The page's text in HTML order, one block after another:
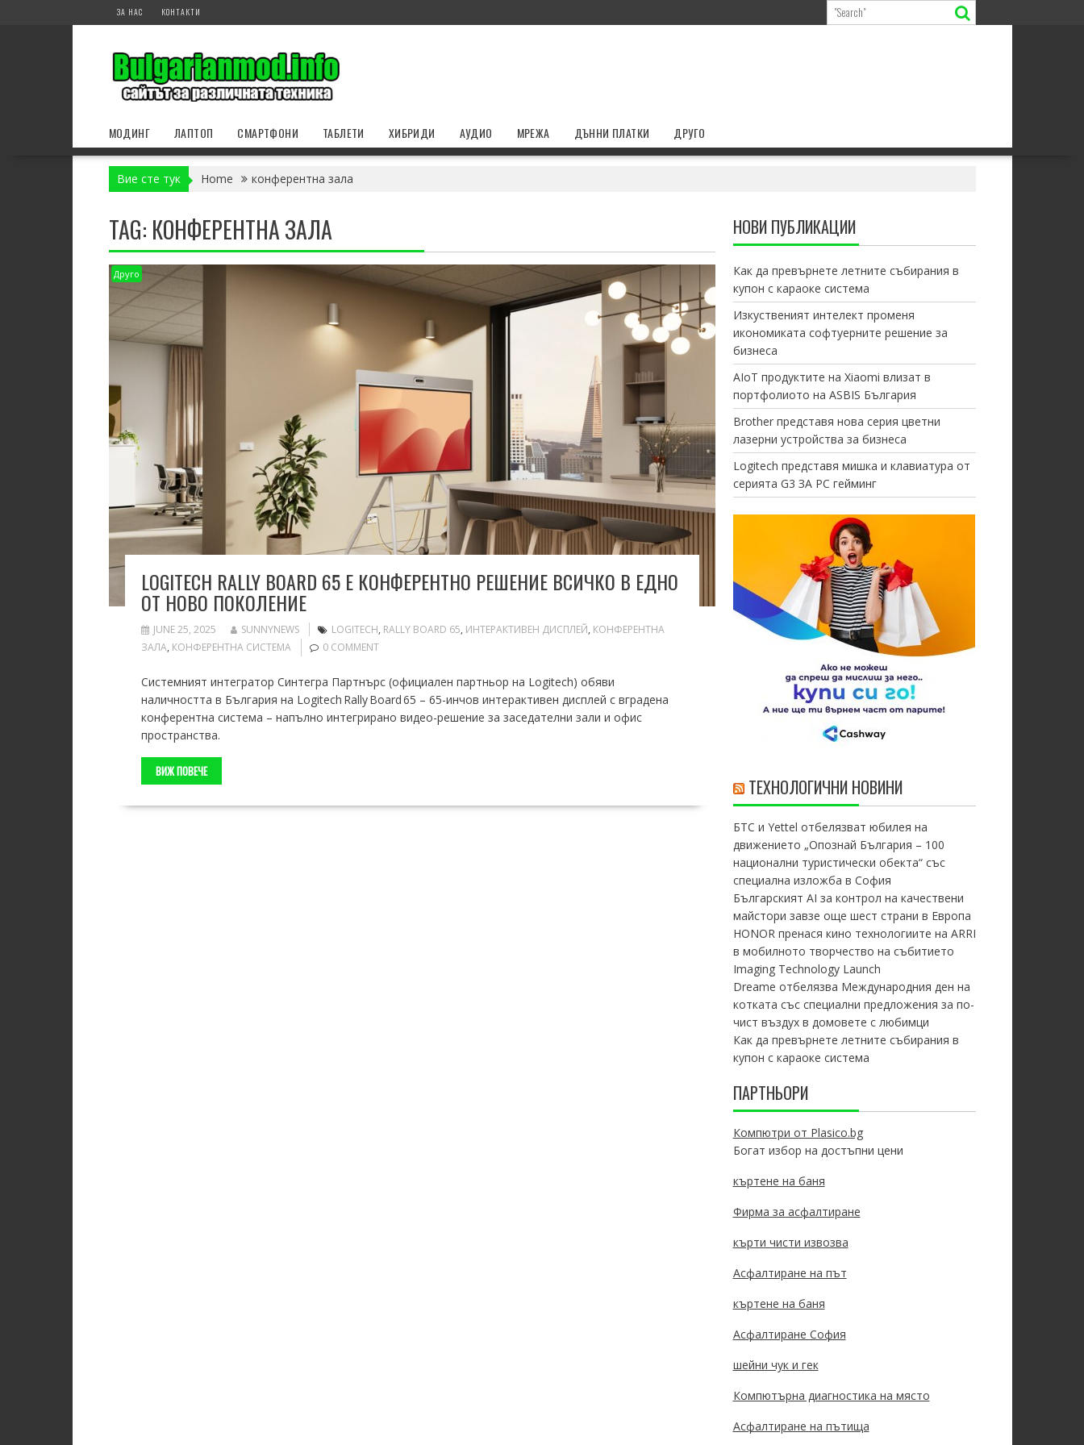
ЗА НАС КОНТАКТИ
МОДИНГ ЛАПТОП СМАРТФОНИ ТАБЛЕТИ ХИБРИДИ АУДИО МРЕЖА ДЪННИ ПЛАТКИ ДРУГО
Вие сте тук Home конферентна зала
TAG: КОНФЕРЕНТНА ЗАЛА
Друго
LOGITECH RALLY BOARD 65 Е КОНФЕРЕНТНО РЕШЕНИЕ ВСИЧКО В ЕДНО
ОТ НОВО ПОКОЛЕНИЕ
JUNE 25, 2025 SUNNYNEWS LOGITECH, RALLY BOARD 65, ИНТЕРАКТИВЕН ДИСПЛЕЙ, КОНФЕРЕНТНА
ЗАЛА, КОНФЕРЕНТНА СИСТЕМА 0 COMMENT
Системният интегратор Синтегра Партнърс (официален партньор на Logitech) обяви
наличността в България на Logitech Rally Board 65 – 65-инчов интерактивен дисплей с вградена
конферентна система – напълно интегрирано видео-решение за заседателни зали и офис
пространства.
ВИЖ ПОВЕЧЕ
НОВИ ПУБЛИКАЦИИ
Как да превърнете летните събирания в
купон с караоке система
Изкуственият интелект променя
икономиката софтуерните решение за
бизнеса
AIoT продуктите на Xiaomi влизат в
портфолиото на ASBIS България
Brother представя нова серия цветни
лазерни устройства за бизнеса
Logitech представя мишка и клавиатура от
серията G3 ЗА PC гейминг
ТЕХНОЛОГИЧНИ НОВИНИ
БТС и Yettel отбелязват юбилея на
движението „Опознай България – 100
национални туристически обекта“ със
специална изложба в София
Българският AI за контрол на качествени
майстори завзе още шест страни в Европа
HONOR пренася кино технологиите на ARRI
в мобилното творчество на събитието
Imaging Technology Launch
Dreame отбелязва Международния ден на
котката със специални предложения за по-
чист въздух в домовете с любимци
Как да превърнете летните събирания в
купон с караоке система
ПАРТНЬОРИ
Компютри от Plasico.bg
Богат избор на достъпни цени
къртене на баня
Фирма за асфалтиране
кърти чисти извозва
Асфалтиране на път
къртене на баня
Асфалтиране София
шейни чук и гек
Компютърна диагностика на място
Асфалтиране на пътища